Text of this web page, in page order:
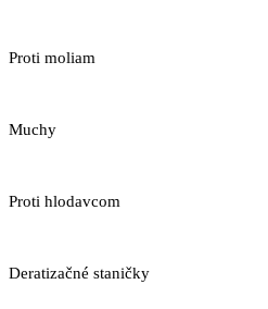
Proti moliam
Muchy
Proti hlodavcom
Deratizačné staničky